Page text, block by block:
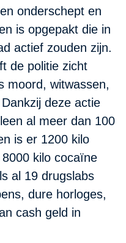
onderschept en
is opgepakt die in
actief zouden zijn.
de politie zicht
moord, witwassen,
deze actie
al meer dan 100
is er 1200 kilo
kilo cocaïne
al 19 drugslabs
dure horloges,
cash geld in